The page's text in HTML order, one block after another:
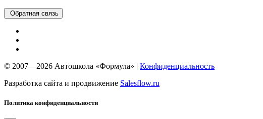
Обратная связь
© 2007—2026 Автошкола «Формула» | Конфиденциальность
Разработка сайта и продвижение Salesflow.ru
Политика конфиденциальности